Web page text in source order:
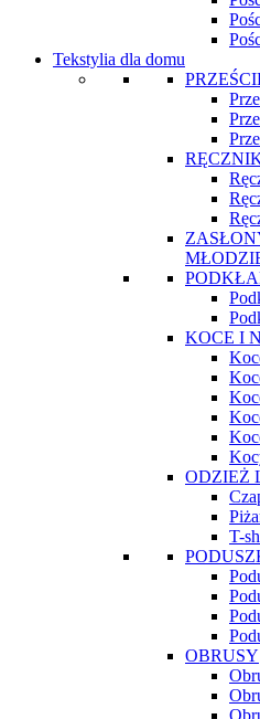
Tekstylia dla domu
KOCE I
ODZIEŻ
T-
OBRUSY